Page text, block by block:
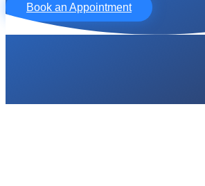
Book an Appointment